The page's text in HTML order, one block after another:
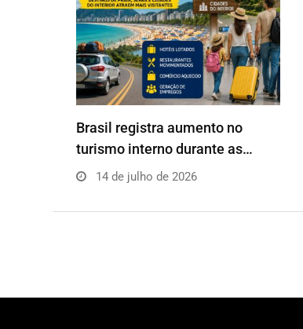
Brasil registra aumento no
turismo interno durante as…
14 de julho de 2026